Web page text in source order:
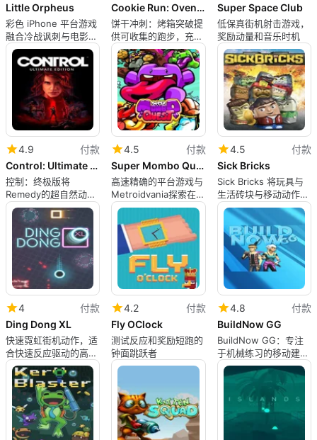
Little Orpheus
彩色 iPhone 平台游戏
融合冷战讽刺与电影故
事
Cookie Run: OvenBreak
饼干冲刺：烤箱突破提
供可收集的跑步，充满
玩乐和快速的混乱
Super Space Club
低保真街机射击游戏，
奖励动量和音乐时机
4.9
付款
Control: Ultimate Edition
控制：终极版将
Remedy的超自然动作
带到iPhone
4.5
付款
Super Mombo Quest
高速精确的平台游戏与
Metroidvania探索在
iPhone上相遇
4.5
付款
Sick Bricks
Sick Bricks 将玩具与
生活砖块与移动动作冒
险结合在一起
4
付款
Ding Dong XL
快速霓虹街机动作，适
合快速反应驱动的高分
挑战
4.2
付款
Fly OClock
测试反应和奖励短跑的
钟面跳跃者
4.8
付款
BuildNow GG
BuildNow GG：专注
于机械练习的移动建筑
对决